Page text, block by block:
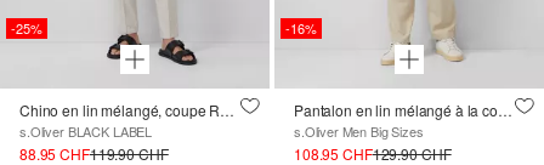
-25%
Chino en lin mélangé, coupe Relaxed Fit
s.Oliver BLACK LABEL
88.95 CHF119.90 CHF
-16%
Pantalon en lin mélangé à la coupe décontractée
s.Oliver Men Big Sizes
108.95 CHF129.90 CHF